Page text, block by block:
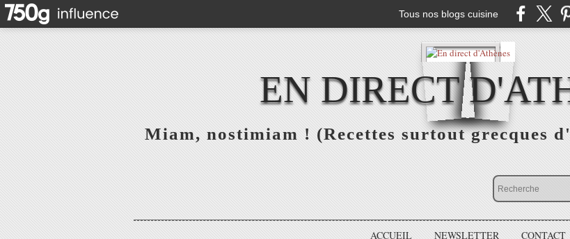
Tous nos blogs cuisine
EN DIRECT
Miam, nostimiam ! (Recettes surtout grecques
ACCUEIL NEWSLETTER CONTACT